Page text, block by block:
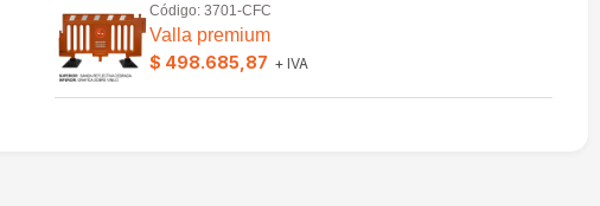
Código: 3701-CFC
Valla premium
$ 498.685,87 + IVA